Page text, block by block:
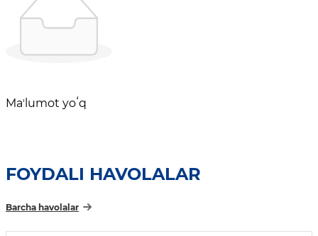
Maʼlumot yoʻq
FOYDALI HAVOLALAR
Barcha havolalar